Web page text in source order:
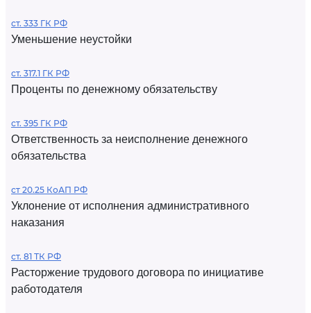
ст. 333 ГК РФ
Уменьшение неустойки
ст. 317.1 ГК РФ
Проценты по денежному обязательству
ст. 395 ГК РФ
Ответственность за неисполнение денежного
обязательства
ст 20.25 КоАП РФ
Уклонение от исполнения административного
наказания
ст. 81 ТК РФ
Расторжение трудового договора по инициативе
работодателя